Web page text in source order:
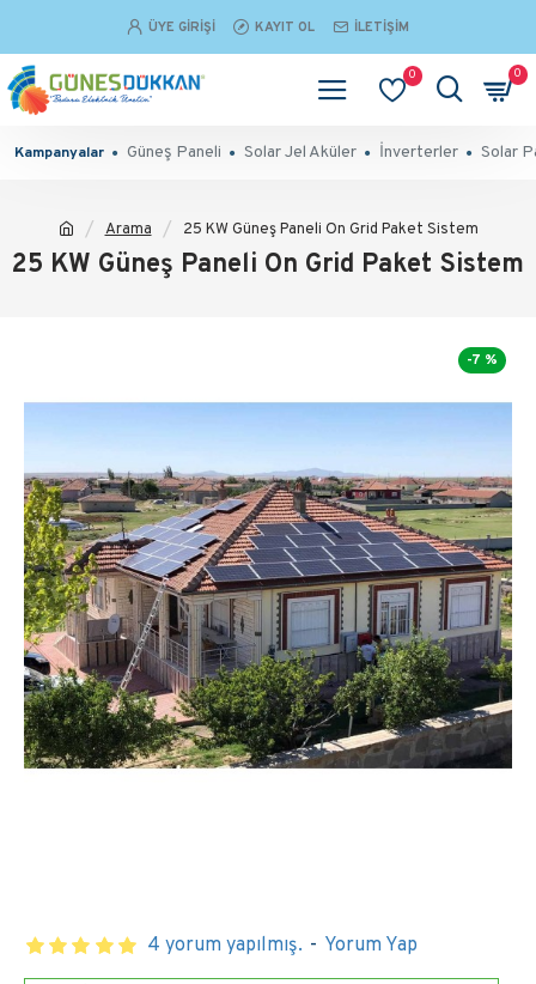
ÜYE GIRIŞI KAYIT OL İLETIŞIM
0 0
Kampanyalar Güneş Paneli Solar Jel Aküler İnverterler Solar
Arama 25 KW Güneş Paneli On Grid Paket Sistem
25 KW Güneş Paneli On Grid Paket Sistem
-7 %
4 yorum yapılmış. - Yorum Yap